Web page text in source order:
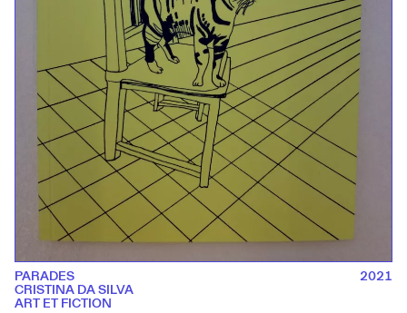
PARADES
CRISTINA DA SILVA
ART ET FICTION
2021